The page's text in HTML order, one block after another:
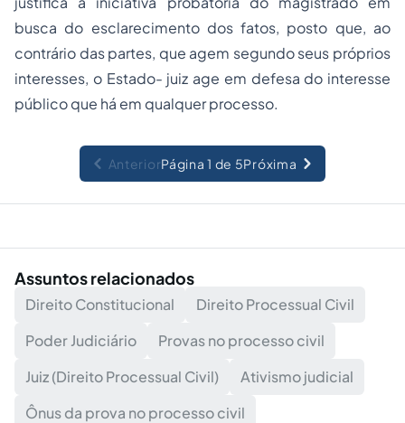
busca do esclarecimento dos fatos, posto que, ao
contrário das partes, que agem segundo seus próprios
interesses, o Estado- juiz age em defesa do interesse
público que há em qualquer processo.
AnteriorPágina 1 de 5Próxima
Assuntos relacionados
Direito Constitucional
Direito Processual Civil
Poder Judiciário
Provas no processo civil
Juiz (Direito Processual Civil)
Ativismo judicial
Ônus da prova no processo civil